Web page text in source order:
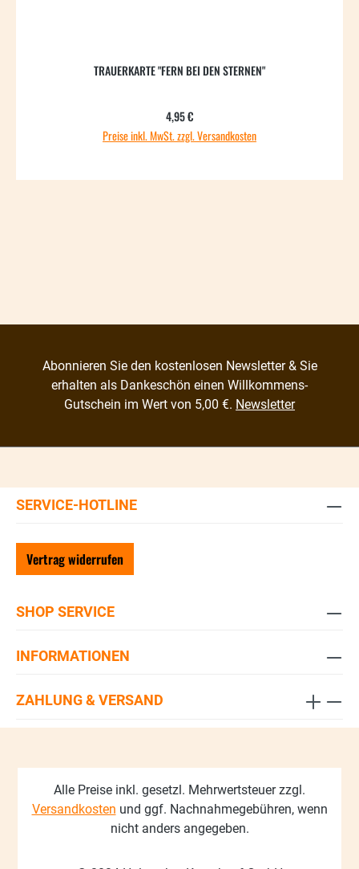
TRAUERKARTE "FERN BEI DEN STERNEN"
Regulärer Preis:
4,95 €
Preise inkl. MwSt. zzgl. Versandkosten
Abonnieren Sie den kostenlosen Newsletter & Sie
erhalten als Dankeschön einen Willkommens-
Gutschein im Wert von 5,00 €. Newsletter
SERVICE-HOTLINE
Vertrag widerrufen
SHOP SERVICE
INFORMATIONEN
ZAHLUNG & VERSAND
Alle Preise inkl. gesetzl. Mehrwertsteuer zzgl.
Versandkosten und ggf. Nachnahmegebühren, wenn
nicht anders angegeben.